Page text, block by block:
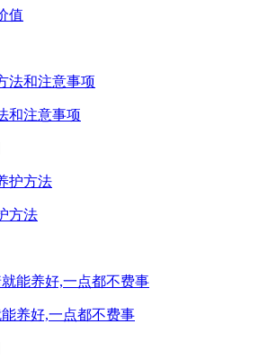
值
和注意事项
方法
养好,一点都不费事